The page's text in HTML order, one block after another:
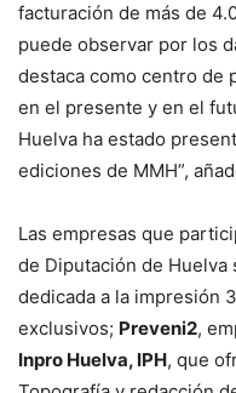
facturación de más de
puede observar por los
destaca como centro de
en el presente y en el
Huelva ha estado
ediciones de MMH”,
Las empresas que
de Diputación de Huelva
dedicada a la impresión
exclusivos; Preveni2,
Inpro Huelva, IPH, que